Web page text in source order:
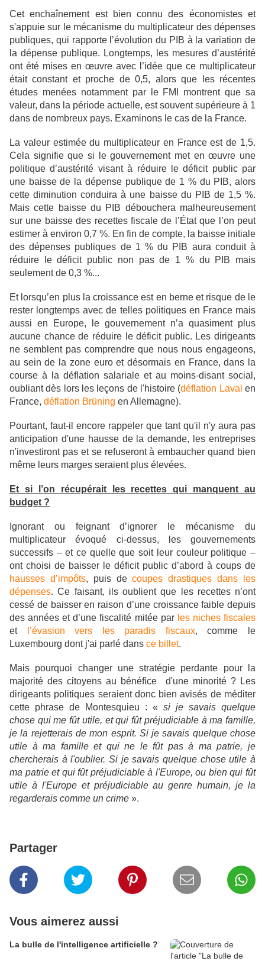
Cet enchaînement est bien connu des économistes et
s'appuie sur le mécanisme du multiplicateur des dépenses
publiques, qui rapporte l’évolution du PIB à la variation de
la dépense publique. Longtemps, les mesures d’austérité
ont été mises en œuvre avec l’idée que ce multiplicateur
était constant et proche de 0,5, alors que les récentes
études menées notamment par le FMI montrent que sa
valeur, dans la période actuelle, est souvent supérieure à 1
dans de nombreux pays. Examinons le cas de la France.
La valeur estimée du multiplicateur en France est de 1,5.
Cela signifie que si le gouvernement met en œuvre une
politique d’austérité visant à réduire le déficit public par
une baisse de la dépense publique de 1 % du PIB, alors
cette diminution conduira à une baisse du PIB de 1,5 %.
Mais cette baisse du PIB débouchera malheureusement
sur une baisse des recettes fiscale de l’État que l’on peut
estimer à environ 0,7 %. En fin de compte, la baisse initiale
des dépenses publiques de 1 % du PIB aura conduit à
réduire le déficit public non pas de 1 % du PIB mais
seulement de 0,3 %...
Et lorsqu’en plus la croissance est en berne et risque de le
rester longtemps avec de telles politiques en France mais
aussi en Europe, le gouvernement n’a quasiment plus
aucune chance de réduire le déficit public. Les dirigeants
ne semblent pas comprendre que nous nous engageons,
au sein de la zone euro et désormais en France, dans la
course à la déflation salariale et au moins-disant social,
oubliant dès lors les leçons de l'histoire (déflation Laval en
France, déflation Brüning en Allemagne).
Pourtant, faut-il encore rappeler que tant qu'il n'y aura pas
anticipation d'une hausse de la demande, les entreprises
n'investiront pas et se refuseront à embaucher quand bien
même leurs marges seraient plus élevées.
Et si l’on récupérait les recettes qui manquent au
budget ?
Ignorant ou feignant d’ignorer le mécanisme du
multiplicateur évoqué ci-dessus, les gouvernements
successifs – et ce quelle que soit leur couleur politique –
ont choisi de baisser le déficit public d’abord à coups de
hausses d’impôts, puis decoupes drastiques dans les
dépenses. Ce faisant, ils oublient que les recettes n’ont
cessé de baisser en raison d’une croissance faible depuis
des années et d’une fiscalité mitée par les niches fiscales
et
l’évasion vers les paradis fiscaux, comme le
Luxembourg dont j'ai parlé dans ce billet.
Mais pourquoi changer une stratégie perdante pour la
majorité des citoyens au bénéfice d'une minorité ? Les
dirigeants politiques seraient donc bien avisés de méditer
cette phrase de Montesquieu : « si je savais quelque
chose qui me fût utile, et qui fût préjudiciable à ma famille,
je la rejetterais de mon esprit. Si je savais quelque chose
utile à ma famille et qui ne le fût pas à ma patrie, je
chercherais à l'oublier. Si je savais quelque chose utile à
ma patrie et qui fût préjudiciable à l'Europe, ou bien qui fût
utile à l'Europe et préjudiciable au genre humain, je la
regarderais comme un crime ».
Partager
Vous aimerez aussi
La bulle de l'intelligence artificielle ?